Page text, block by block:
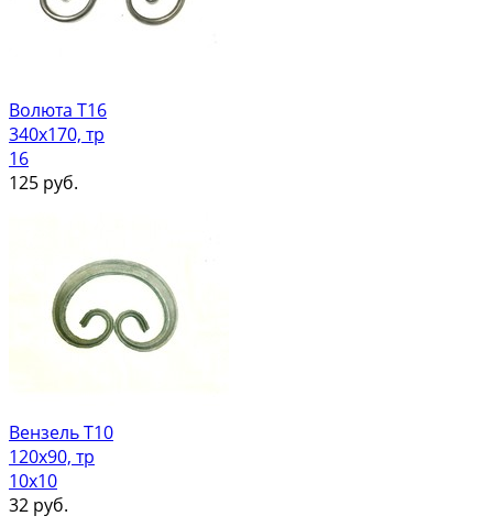
Волюта Т16
340х170, тр
16
125 руб.
Вензель Т10
120х90, тр
10х10
32 руб.